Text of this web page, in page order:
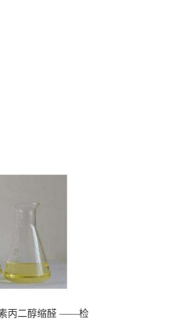
素丙二醇缩醛 ——检